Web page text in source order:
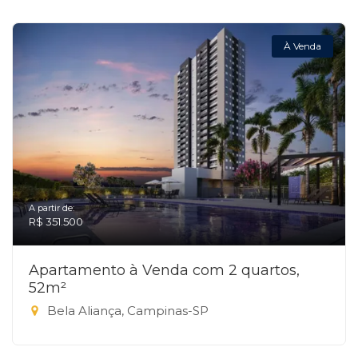
À Venda
A partir de:
R$ 351.500
Apartamento à Venda com 2 quartos,
52m²
Bela Aliança, Campinas-SP